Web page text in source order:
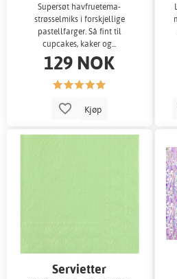
Supersøt havfruetema-
strøsselmiks i forskjellige
pastellfarger. Så fint til
cupcakes, kaker og...
129 NOK
Kjøp
Servietter